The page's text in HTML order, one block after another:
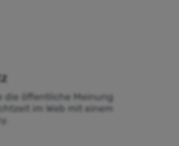
die öffentliche Meinung
im Web mit einem